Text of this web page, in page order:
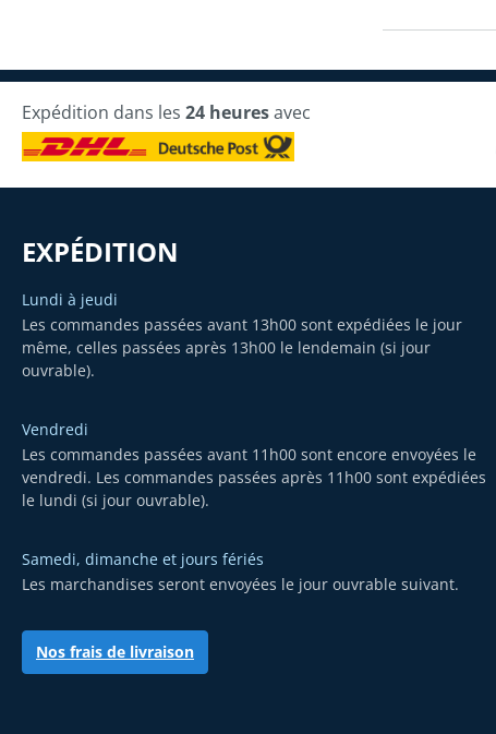
Expédition dans les 24 heuresavec
EXPÉDITION
Lundi à jeudi
Les commandes passées avant 13h00 sont expédiées le jour
même, celles passées après 13h00 le lendemain (si jour
ouvrable).
Vendredi
Les commandes passées avant 11h00 sont encore envoyées le
vendredi. Les commandes passées après 11h00 sont expédiées
le lundi (si jour ouvrable).
Samedi, dimanche et jours fériés
Les marchandises seront envoyées le jour ouvrable suivant.
Nos frais de livraison